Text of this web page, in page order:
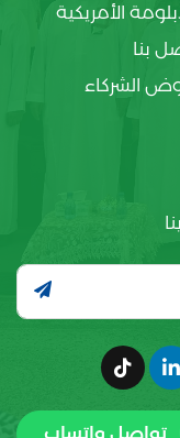
تواصل واتساب
الأمريكية
بنا
الشركاء